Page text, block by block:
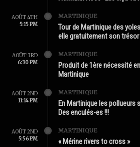
AOÛT 4TH
5:15 PM
MARTINIQUE
Tour de Martinique des
elle gratuitement son trésor
AOÛT 3RD
6:30 PM
MARTINIQUE
Produit de 1ère nécessité
Martinique
AOÛT 2ND
11:14 PM
MARTINIQUE
En Martinique les pollueurs
Des enculés-es !!!
AOÛT 2ND
5:56 PM
MARTINIQUE
« Mérine rivers to cross »